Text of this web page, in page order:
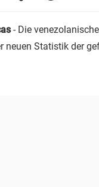
- Die
neuen Statistik der